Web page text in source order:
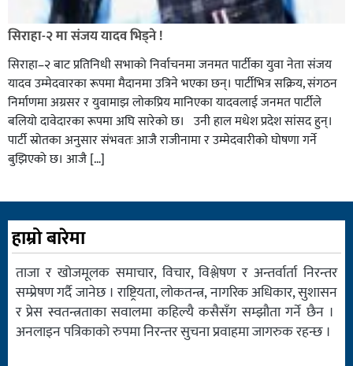
सिराहा-२ मा संजय यादव भिड्ने !
सिराहा–२ बाट प्रतिनिधी सभाको निर्वाचनमा जनमत पार्टीका युवा नेता संजय
यादव उम्मेदवारका रूपमा मैदानमा उत्रिने भएका छन्। पार्टीभित्र सक्रिय, संगठन
निर्माणमा अग्रसर र युवामाझ लोकप्रिय मानिएका यादवलाई जनमत पार्टीले
बलियो दावेदारका रूपमा अघि सारेको छ। उनी हाल मधेश प्रदेश सांसद हुन्।
पार्टी स्रोतका अनुसार संभवतः आजै राजीनामा र उम्मेदवारीको घोषणा गर्ने
बुझिएको छ। आजै […]
हाम्रो बारेमा
ताजा र खोजमूलक समाचार, विचार, विश्लेषण र अन्तर्वार्ता निरन्तर
सम्प्रेषण गर्दै जानेछ । राष्ट्रियता, लोकतन्त्र, नागरिक अधिकार, सुशासन
र प्रेस स्वतन्त्रताका सवालमा कहिल्यै कसैसँग सम्झौता गर्ने छैन ।
अनलाइन पत्रिकाको रुपमा निरन्तर सुचना प्रवाहमा जागरुक रहन्छ ।